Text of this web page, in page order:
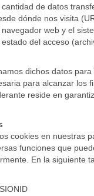
cantidad de datos
dónde nos visita
navegador web y el
estado del acceso
dichos datos
para alcanzar los
reside en
cookies en nuestras
funciones que
En la siguiente